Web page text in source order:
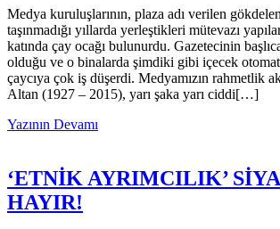
Medya kuruluşlarının, plaza adı verilen
taşınmadığı yıllarda yerleştikleri mütevazı
katında çay ocağı bulunurdu. Gazetecinin
olduğu ve o binalarda şimdiki gibi içecek
çaycıya çok iş düşerdi. Medyamızın rahmetlik
Altan (1927 – 2015), yarı şaka yarı ciddi[…]
Yazının Devamı
‘ETNİK AYRIMCILIK’
HAYIR!